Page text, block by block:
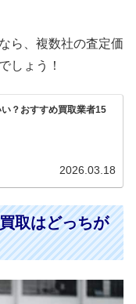
ら、複数社の査定価
しょう！
？おすすめ買取業者15
2026.03.18
取はどっちが